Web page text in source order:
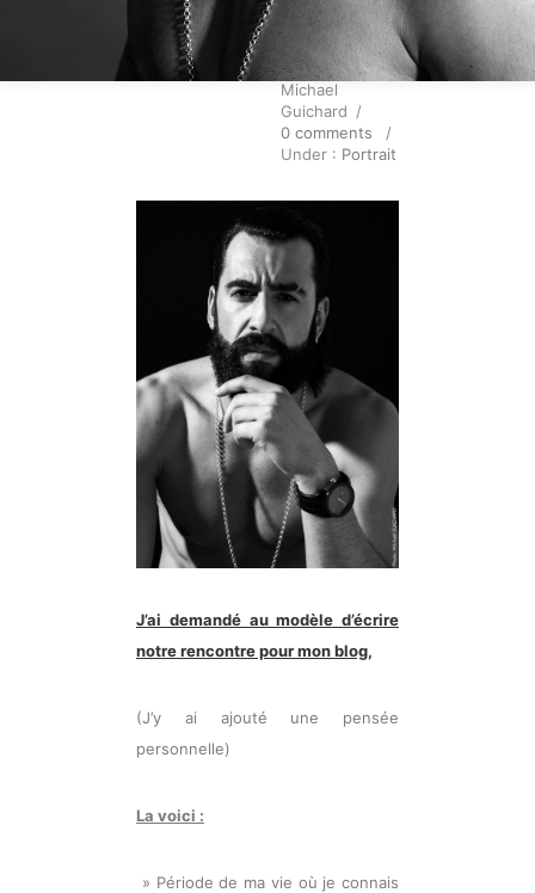
portrait
Posted By :
Michael
Guichard /
0 comments
/
Under : Portrait
J’ai demandé au modèle d’écrire
notre rencontre pour mon blog,
(J’y ai ajouté une pensée
personnelle)
La voici :
» Période de ma vie où je connais